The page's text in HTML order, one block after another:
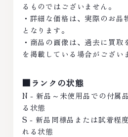
るものではございません。
・詳細な価格は、実際のお品
となります。
・商品の画像は、過去に買取
を掲載している場合がござい
■ランクの状態
N - 新品～未使用品での付属
る状態
S - 新品同様品または試着程
れる状態